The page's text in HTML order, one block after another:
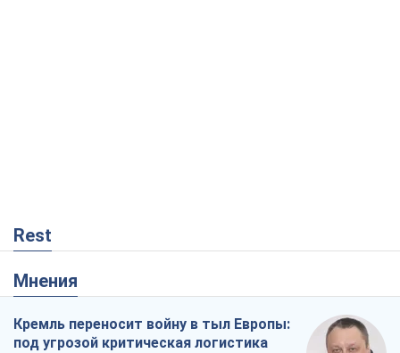
Rest
Мнения
Кремль переносит войну в тыл Европы:
под угрозой критическая логистика